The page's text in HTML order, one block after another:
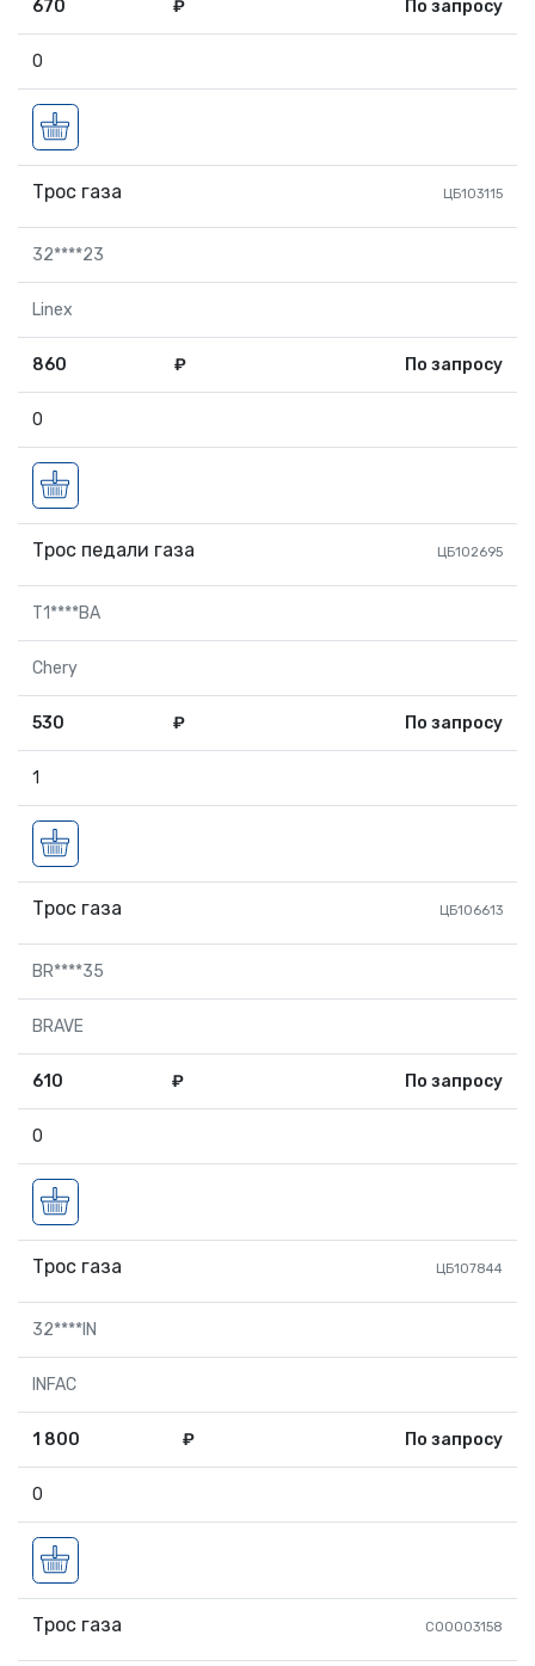
670 ₽ По запросу
0
Трос газа ЦБ103115
32****23
Linex
860 ₽ По запросу
0
Трос педали газа ЦБ102695
T1****BA
Chery
530 ₽ По запросу
1
Трос газа ЦБ106613
BR****35
BRAVE
610 ₽ По запросу
0
Трос газа ЦБ107844
32****IN
INFAC
1 800 ₽ По запросу
0
Трос газа СО0003158